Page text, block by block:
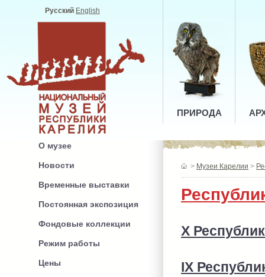
Русский English
ПРИРОДА
О музее
Новости
Временные выставки
Постоянная экспозиция
Фондовые коллекции
Режим работы
Цены
> Музеи Карелии >
X
IX